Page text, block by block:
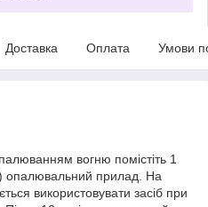
Доставка Оплата Умови
вогню помістіть 1
опалювальний прилад. На
використовувати засіб при